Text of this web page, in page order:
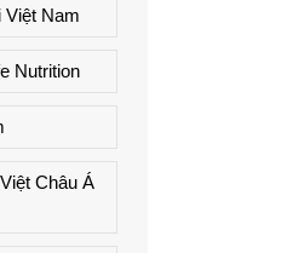
Việt Nam
Nutrition
Châu Á